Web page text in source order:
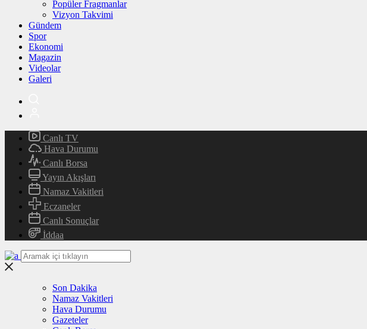
Popüler Fragmanlar
Vizyon Takvimi
Gündem
Spor
Ekonomi
Magazin
Videolar
Galeri
Canlı TV
Hava Durumu
Canlı Borsa
Yayın Akışları
Namaz Vakitleri
Eczaneler
Canlı Sonuçlar
İddaa
Son Dakika
Namaz Vakitleri
Hava Durumu
Gazeteler